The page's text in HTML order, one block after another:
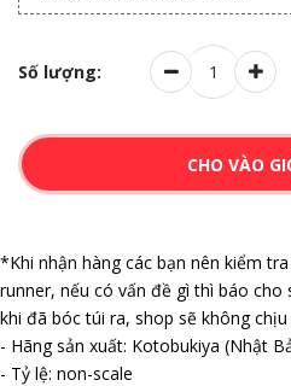
Số lượng:
CHO VÀO
*Khi nhận hàng các bạn nên kiểm
runner, nếu có vấn đề gì thì báo cho
khi đã bóc túi ra, shop sẽ không
- Hãng sản xuất: Kotobukiya (Nhật
- Tỷ lệ: non-scale